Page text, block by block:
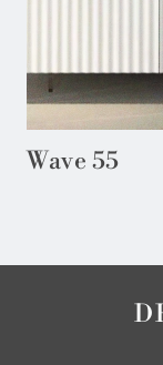
Wave 55